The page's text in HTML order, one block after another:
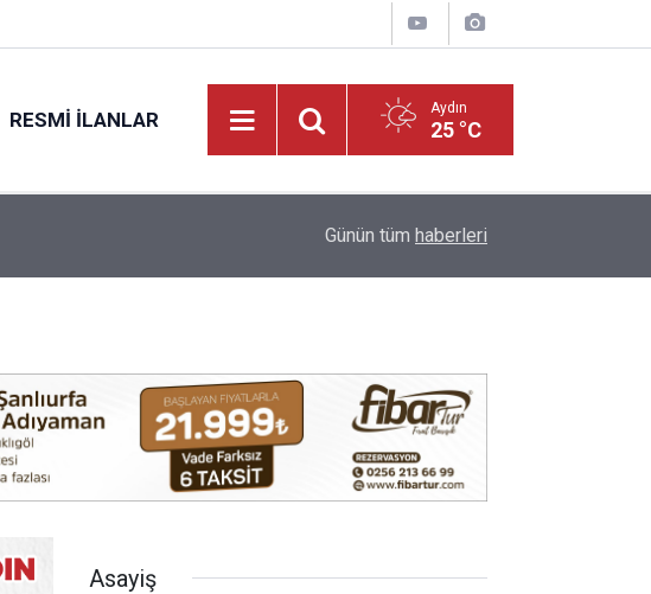
RESMI İLANLAR Aydın
25 °C
Aydın’da hafta sonu sıcak hava etkisini artıracak
Günün tüm haberleri
Asayiş